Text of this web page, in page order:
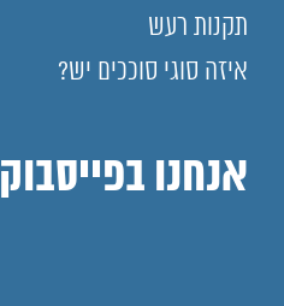
תקנות רעש
איזה סוגי סוככים יש?
אנחנו בפייסבוק